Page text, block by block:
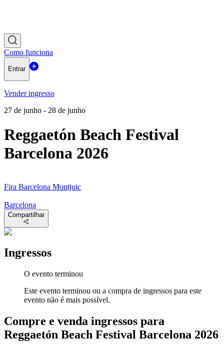
Como funciona
Entrar
Vender ingresso
27 de junho - 28 de junho
Reggaetón Beach Festival
Barcelona 2026
Fira Barcelona Montjuic
Barcelona
Compartilhar
Ingressos
O evento terminou
Este evento terminou ou a compra de ingressos para este
evento não é mais possível.
Compre e venda ingressos para
Reggaetón Beach Festival Barcelona 2026